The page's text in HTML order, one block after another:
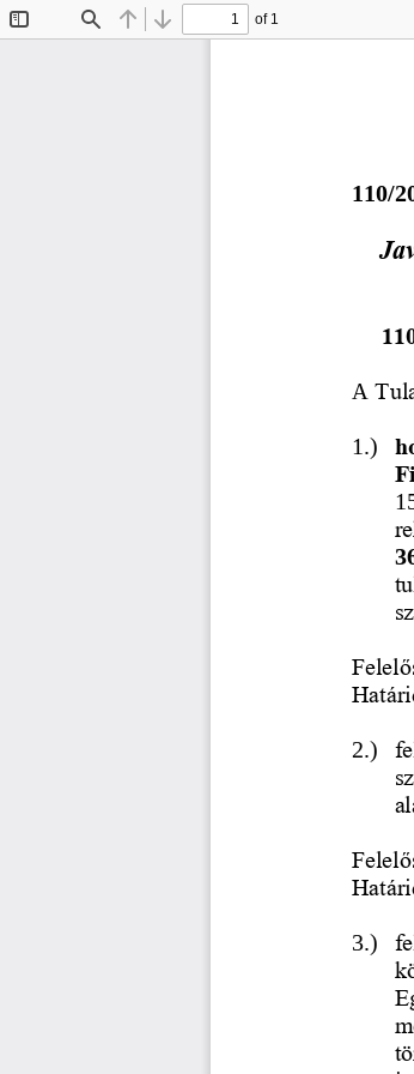
Find Previous
Next
of 1
110/
A
1.)
2.)
3.)